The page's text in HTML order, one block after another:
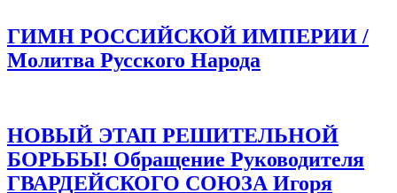
ГИМН РОССИЙСКОЙ ИМПЕРИИ /
Молитва Русского Народа
НОВЫЙ ЭТАП РЕШИТЕЛЬНОЙ
БОРЬБЫ! Обращение Руководителя
ГВАРДЕЙСКОГО СОЮЗА Игоря